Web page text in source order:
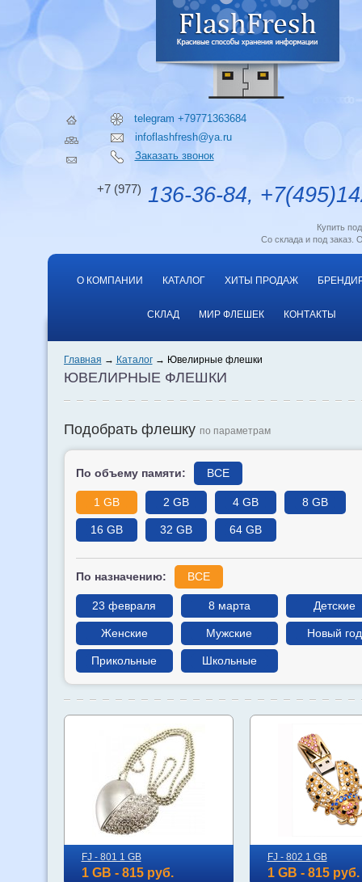
telegram +79771363684
infoflashfresh@ya.ru
Заказать звонок
+7 (977) 136-36-84,
Купить
Со склада и под заказ.
О КОМПАНИИ КАТАЛОГ ХИТЫ ПРОДАЖ
СКЛАД МИР ФЛЕШЕК КОНТАКТЫ
Главная Каталог Ювелирные флешки
ЮВЕЛИРНЫЕ ФЛЕШКИ
Подобрать флешку по параметрам
По объему памяти: ВСЕ
1 GB 2 GB 4 GB 8 GB
16 GB 32 GB 64 GB
По назначению: ВСЕ
23 февраля 8 марта Детские
Женские Мужские Новый год
Прикольные Школьные
FJ - 801 1 GB
1 GB - 815 руб.
FJ - 802 1 GB
1 GB - 815 руб.